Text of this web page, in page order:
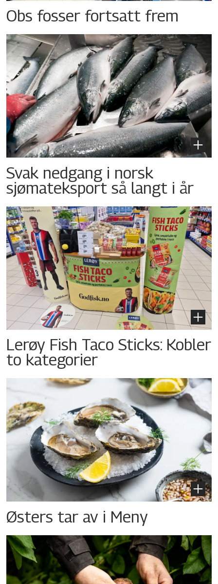
Obs fosser fortsatt frem
Svak nedgang i norsk
sjømateksport så langt i år
Lerøy Fish Taco Sticks: Kobler
to kategorier
Østers tar av i Meny